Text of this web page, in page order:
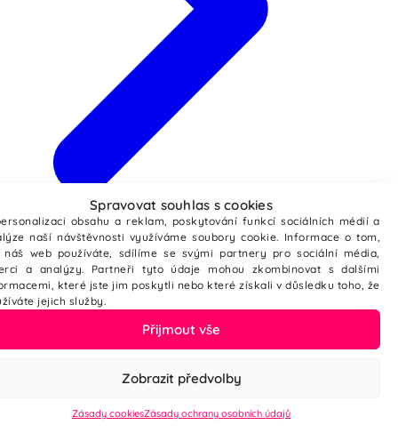
Webové stránky ze šablony
Spravovat souhlas s cookies
obsahu a reklam, poskytování funkcí sociálních médií a
naší návštěvnosti využíváme soubory cookie. Informace o tom,
náš web používáte, sdílíme se svými partnery pro sociální média,
a analýzy. Partneři tyto údaje mohou zkombinovat s dalšími
které jste jim poskytli nebo které získali v důsledku toho, že
jejich služby.
Přijmout vše
Zobrazit předvolby
Zásady cookiesZásady ochrany osobních údajů